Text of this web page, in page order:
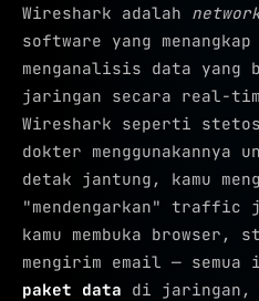
Wireshark adalah
software yang
menganalisis data yang
jaringan secara real-
Wireshark seperti
dokter menggunakannya
detak jantung, kamu
"mendengarkan"
kamu membuka browser,
mengirim email —
paket data di jaringan,